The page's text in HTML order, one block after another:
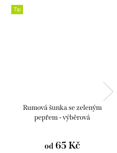
Tip
Rumová šunka se zeleným
pepřem - výběrová
od65 Kč